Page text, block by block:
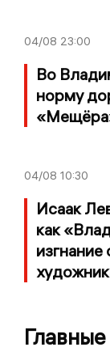
04/08 23:00
Во
норму
04/08 10:30
Исаак
как